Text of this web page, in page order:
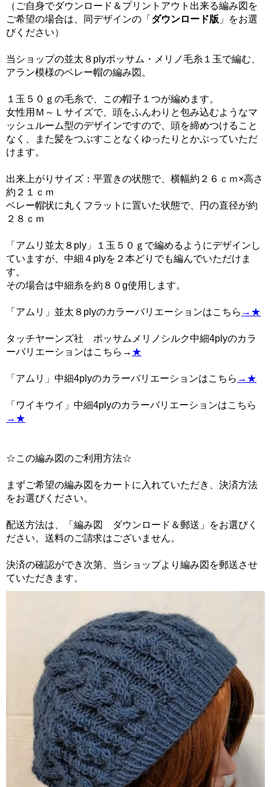
（ご自身でダウンロード＆プリントアウト出来る編み図を
ご希望の場合は、同デザインの「 ダウンロード版 」をお選
びください）
当ショップの並太８plyポッサム・メリノ毛糸１玉で編む、
アラン模様のベレー帽の編み図。
１玉５０ｇの毛糸で、この帽子１つが編めます。
女性用Ｍ～Ｌサイズで、頭をふんわりと包み込むようなマ
ッシュルーム型のデザインですので、頭を締めつけること
なく、また髪をつぶすことなくゆったりとかぶっていただ
けます。
出来上がりサイズ：平置きの状態で、横幅約２６ｃｍ×高さ
約２１ｃｍ
ベレー帽状に丸くフラットに置いた状態で、円の直径が約
２８ｃｍ
「アムリ並太８ply」１玉５０ｇで編めるようにデザインし
ていますが、中細４plyを２本どりでも編んでいただけま
す。
その場合は中細糸を約８０g使用します。
「アムリ」並太８plyのカラーバリエーションはこちら →★
タッチヤーンズ社 ポッサムメリノシルク中細4plyのカラ
ーバリエーションはこちら→ ★
「アムリ」中細4plyのカラーバリエーションはこちら →★
「ワイキウイ」中細4plyのカラーバリエーションはこちら
→★
☆この編み図のご利用方法☆
まずご希望の編み図をカートに入れていただき、決済方法
をお選びください。
配送方法は、「編み図 ダウンロード＆郵送」をお選びく
ださい。送料のご請求はございません。
決済の確認ができ次第、当ショップより編み図を郵送させ
ていただきます。